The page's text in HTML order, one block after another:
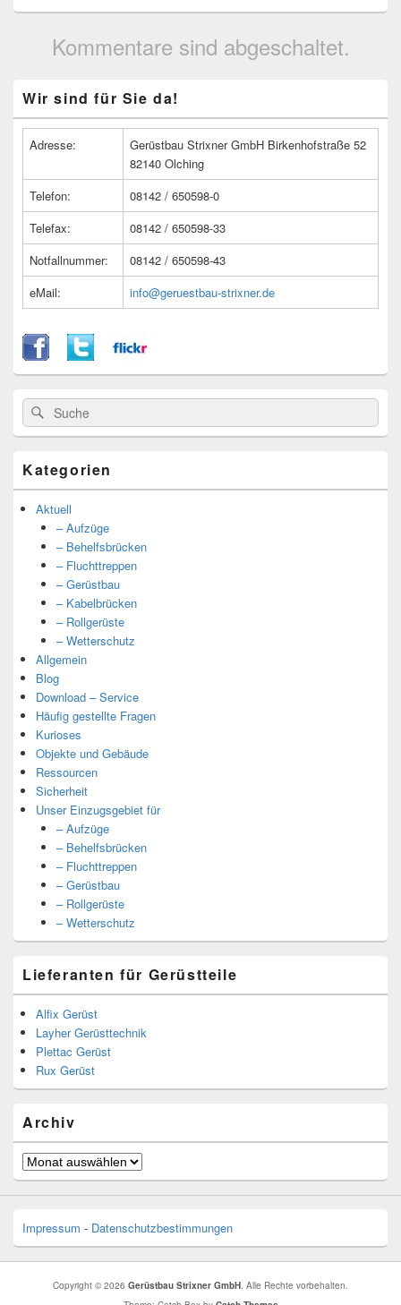
Kommentare sind abgeschaltet.
Seitenleisten
Widget-
Wir sind für Sie da!
Adresse:
Gerüstbau Strixner GmbH Birkenhofstraße 52
82140 Olching
Telefon:
08142 / 650598-0
Telefax:
08142 / 650598-33
Notfallnummer:
08142 / 650598-43
eMail:
info@geruestbau-strixner.de
Suche
nach:
Suche
Kategorien
Aktuell
– Aufzüge
– Behelfsbrücken
– Fluchttreppen
– Gerüstbau
– Kabelbrücken
– Rollgerüste
– Wetterschutz
Allgemein
Blog
Download – Service
Häufig gestellte Fragen
Kurioses
Objekte und Gebäude
Ressourcen
Sicherheit
Unser Einzugsgebiet für
– Aufzüge
– Behelfsbrücken
– Fluchttreppen
– Gerüstbau
– Rollgerüste
– Wetterschutz
Lieferanten für Gerüstteile
Alfix Gerüst
Layher Gerüsttechnik
Plettac Gerüst
Rux Gerüst
Archiv
Archiv
Impressum - Datenschutzbestimmungen
Copyright © 2026 Gerüstbau Strixner GmbH. Alle Rechte vorbehalten.